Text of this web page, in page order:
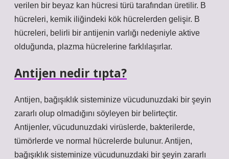
verilen bir beyaz kan hücresi türü tarafından üretilir. B
hücreleri, kemik iliğindeki kök hücrelerden gelişir. B
hücreleri, belirli bir antijenin varlığı nedeniyle aktive
olduğunda, plazma hücrelerine farklılaşırlar.
Antijen nedir tıpta?
Antijen, bağışıklık sisteminize vücudunuzdaki bir şeyin
zararlı olup olmadığını söyleyen bir belirteçtir.
Antijenler, vücudunuzdaki virüslerde, bakterilerde,
tümörlerde ve normal hücrelerde bulunur. Antijen,
bağışıklık sisteminize vücudunuzdaki bir şeyin zararlı